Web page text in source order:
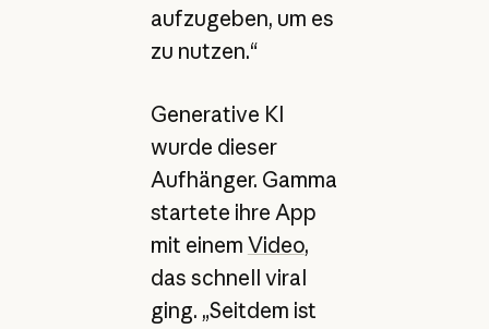
aufzugeben, um es
zu nutzen.“
Generative KI
wurde dieser
Aufhänger. Gamma
startete ihre App
mit einem Video,
das schnell viral
ging. „Seitdem ist